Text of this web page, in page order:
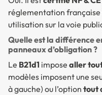
réglementation française
utilisation sur la voie
Quelle est la différence
panneaux d’obligation ?
Le B21d1 impose aller
modèles imposent une
à gauche) ou l’option tout